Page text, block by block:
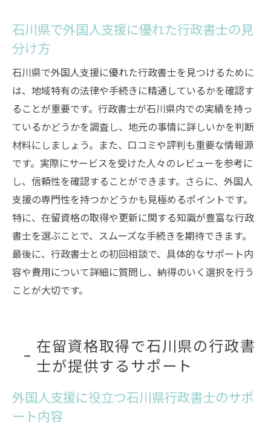
行政書士による石川県での外国人支援のポ
外国人支援を効率化する行政書士のポイン
ト
行政書士が石川県で外国人支援を行う際の
注意点
外国人支援を実現する行政書士の効果的な
ポイント
外国人支援の行政書士が石川県で果たす役割
石川県で外国人支援を担う行政書士の役割
行政書士が果たす外国人支援の具体的な役
割
外国人支援における行政書士の役割の詳細
石川県での外国人支援を支える行政書士の
役割
役割
外国人支援を実現する行政書士の使命と役
割
石川県で外国人支援に優れた行政書士の見
分け方
石川県で外国人支援に優れた行政書士を見つけるために
は、地域特有の法律や手続きに精通しているかを確認す
ることが重要です。行政書士が石川県内での実績を持っ
ているかどうかを調査し、地元の事情に詳しいかを判断
材料にしましょう。また、口コミや評判も重要な情報源
です。実際にサービスを受けた人々のレビューを参考に
し、信頼性を確認することができます。さらに、外国人
支援の専門性を持つかどうかも見極めるポイントです。
特に、在留資格の取得や更新に関する知識が豊富な行政
書士を選ぶことで、スムーズな手続きを期待できます。
最後に、行政書士との初回相談で、具体的なサポート内
容や費用について詳細に質問し、納得のいく選択を行う
ことが大切です。
在留資格取得で石川県の行政書
士が提供するサポート
外国人支援に役立つ石川県行政書士のサポ
ート内容